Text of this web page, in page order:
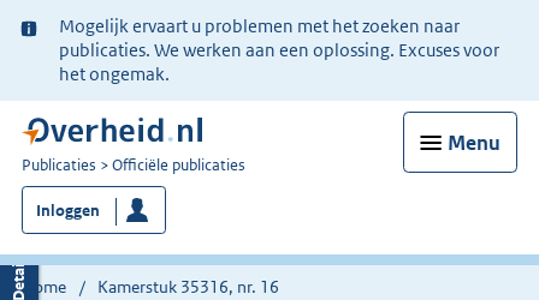
Ter
informatie:
Mogelijk ervaart u problemen met het zoeken naar
publicaties. We werken aan een oplossing. Excuses voor
het ongemak.
Menu
U
bent
nu
hier:
Publicaties Officiële publicaties
Inloggen
Home Kamerstuk 35316, nr. 16